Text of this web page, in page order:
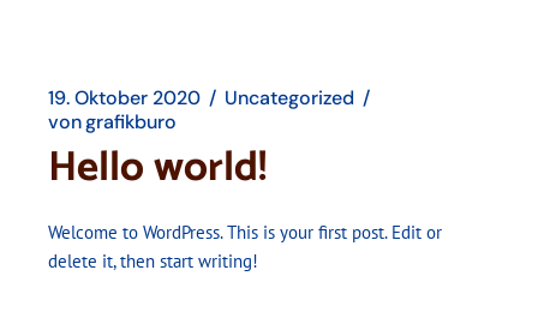
19. Oktober 2020
Uncategorized
vongrafikburo
Hello world!
Welcome to WordPress. This is your first post. Edit or
delete it, then start writing!